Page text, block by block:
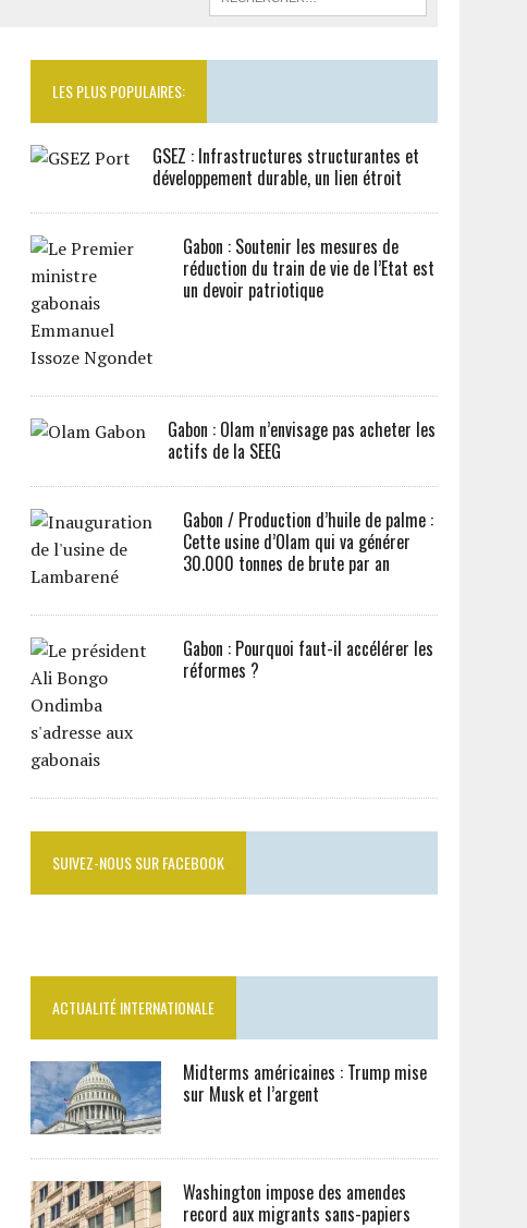
LES PLUS POPULAIRES:
GSEZ : Infrastructures structurantes et
développement durable, un lien étroit
Gabon : Soutenir les mesures de
réduction du train de vie de l’Etat est
un devoir patriotique
Gabon : Olam n’envisage pas acheter les
actifs de la SEEG
Gabon / Production d’huile de palme :
Cette usine d’Olam qui va générer
30.000 tonnes de brute par an
Gabon : Pourquoi faut-il accélérer les
réformes ?
SUIVEZ-NOUS SUR FACEBOOK
ACTUALITÉ INTERNATIONALE
Midterms américaines : Trump mise
sur Musk et l’argent
Washington impose des amendes
record aux migrants sans-papiers